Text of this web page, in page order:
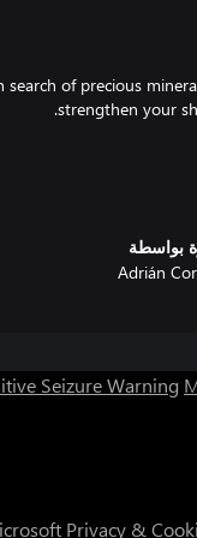
search of precious
between the different
this is the mode
asteroids to
the challenge and
بواسطة
Adrián
Seizure Warning
Privacy &